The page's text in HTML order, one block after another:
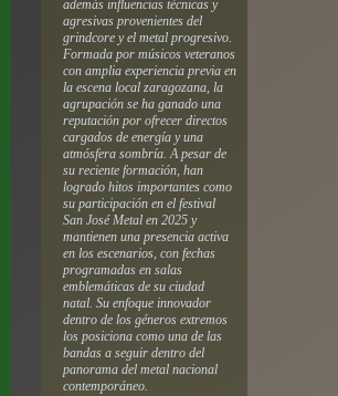
además influencias técnicas y
agresivas provenientes del
grindcore y el metal progresivo.
Formada por músicos veteranos
con amplia experiencia previa en
la escena local zaragozana, la
agrupación se ha ganado una
reputación por ofrecer directos
cargados de energía y una
atmósfera sombría. A pesar de
su reciente formación, han
logrado hitos importantes como
su participación en el festival
San José Metal en 2025 y
mantienen una presencia activa
en los escenarios, con fechas
programadas en salas
emblemáticas de su ciudad
natal. Su enfoque innovador
dentro de los géneros extremos
los posiciona como una de las
bandas a seguir dentro del
panorama del metal nacional
contemporáneo.